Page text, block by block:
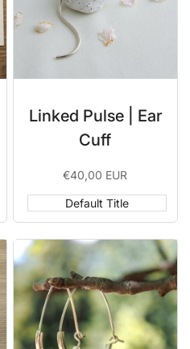
Linked Pulse | Ear
Cuff
Sale
price
€40,00 EUR
Default Title